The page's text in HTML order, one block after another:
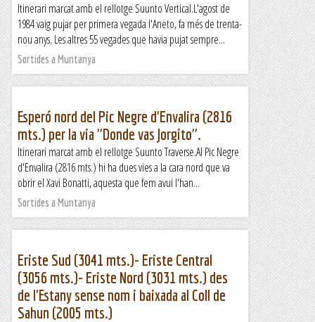
Itinerari marcat amb el rellotge Suunto Vertical.L'agost de
1984 vaig pujar per primera vegada l'Aneto, fa més de trenta-
nou anys. Les altres 55 vegades que havia pujat sempre...
Sortides a Muntanya
Esperó nord del Pic Negre d'Envalira (2816
mts.) per la via "Donde vas Jorgito".
Itinerari marcat amb el rellotge Suunto Traverse.Al Pic Negre
d'Envalira (2816 mts.) hi ha dues vies a la cara nord que va
obrir el Xavi Bonatti, aquesta que fem avui l'han...
Sortides a Muntanya
Eriste Sud (3041 mts.)- Eriste Central
(3056 mts.)- Eriste Nord (3031 mts.) des
de l'Estany sense nom i baixada al Coll de
Sahun (2005 mts.)